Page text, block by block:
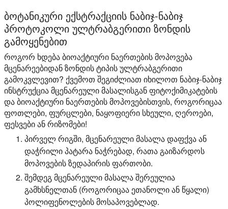
ბოტანიკური ექსტრაქციის ნაბიჯ-ნაბიჯ
პროტოკოლი ულტრაბგერითი ზონდის
გამოყენებით
როგორ ხდება ბიოაქტიური ნაერთების მოპოვება
მცენარეებიდან ზონდის ტიპის ულტრაბგერითი
გამოკვლევით? ქვემოთ შეგიძლიათ იხილოთ ნაბიჯ-ნაბიჯ
ინსტრუქცია მცენარეული მასალისგან ფიტოქიმიკატების
და ბიოაქტიური ნაერთების მოპოვებისთვის, როგორიცაა
ფოთლები, ფურცლები, ნაყოფიერი სხეული, ღეროები,
ფესვები ან რიზომები!
პირველ რიგში, მცენარეული მასალა დაფქვა ან
დაჭრილი პატარა ნაჭრებად, რათა გაიზარდოს
მოპოვების ზედაპირის ფართობი.
შემდეგ მცენარეული მასალა შერეულია
გამხსნელთან (როგორიცაა ეთანოლი ან წყალი)
პოლიფენოლების მოსაპოვებლად.